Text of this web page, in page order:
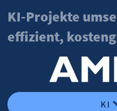
KI-Projekte
effizient,
KI